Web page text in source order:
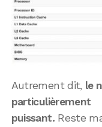
Autrement dit, le
particulièrement
puissant.Reste